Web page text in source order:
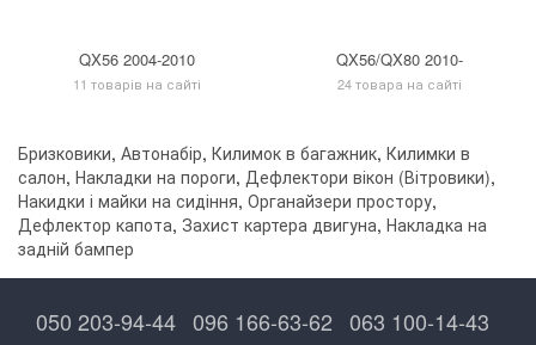
QX56 2004-2010
11 товарів на сайті
QX56/QX80 2010-
24 товара на сайті
Бризковики, Автонабір, Килимок в багажник, Килимки в
салон, Накладки на пороги, Дефлектори вікон (Вітровики),
Накидки і майки на сидіння, Органайзери простору,
Дефлектор капота, Захист картера двигуна, Накладка на
задній бампер
050 203-94-44 096 166-63-62 063 100-14-43